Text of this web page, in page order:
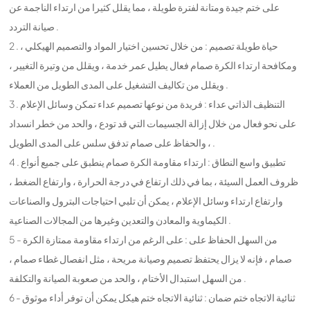
على ختم جيدة ومتانة لفترة طويلة ، مما يقلل كثيرا من ارتداء الناجمة عن
صيانة التردد .
2 . حياة طويلة تصميم : من خلال تحسين اختيار المواد والتصميم الهيكلي ،
ومكافحة ارتداء الكرة صمام فعال يطيل عمر خدمة ، ويقلل من وتيرة التغيير ،
ويقلل من تكاليف التشغيل على المدى الطويل من العملاء .
3 . التنظيف الذاتي عداء : فريدة من نوعها تصميم عداء تمكن وسائل الإعلام
على نحو فعال من خلال إزالة الجسيمات التي قد تودع ، والحد من خطر انسداد
، والحفاظ على صمام تدفق سلس على المدى الطويل .
4 . تطبيق واسع النطاق : ارتداء مقاومة الكرة صمام ينطبق على جميع أنواع
ظروف العمل السيئة ، بما في ذلك ارتفاع في درجة الحرارة ، وارتفاع الضغط ،
وارتفاع ارتداء وسائل الإعلام ، يمكن أن تلبي احتياجات البترول والصناعات
الكيماوية والمعادن والتعدين وغيرها من المجالات الصناعية .
5 - من السهل الحفاظ على : على الرغم من ارتداء مقاومة ممتازة الكرة
صمام ، فإنه لا يزال يحتفظ تصميم وصيانة مريحة ، مثل انفصال غطاء صمام ،
من السهل استبدال الأختام ، والحد من صعوبة الصيانة والتكلفة .
6 - ثنائية الاتجاه ختم ضمان : ثنائية الاتجاه ختم هيكل يمكن أن توفر أداء موثوق